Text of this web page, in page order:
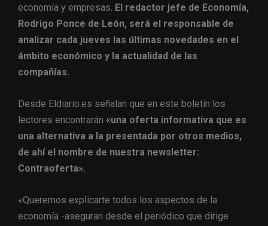
economía y empresas. El redactor jefe de Economía,
Rodrigo Ponce de León, será el responsable de
analizar cada jueves las últimas novedades en el
ámbito económico y la actualidad de las
compañías.
Desde Eldiario.es señalan que en este boletín los
lectores encontrarán «una oferta informativa que es
una alternativa a la presentada por otros medios,
de ahí el nombre de nuestra newsletter:
Contraoferta».
«Queremos explicarte todos los aspectos de la
economía -aseguran desde el periódico que dirige